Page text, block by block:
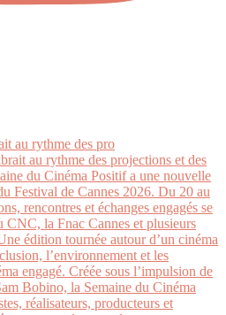
au rythme des pro